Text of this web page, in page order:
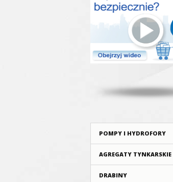
POMPY I HYDROFORY
AGREGATY TYNKARSKIE
DRABINY